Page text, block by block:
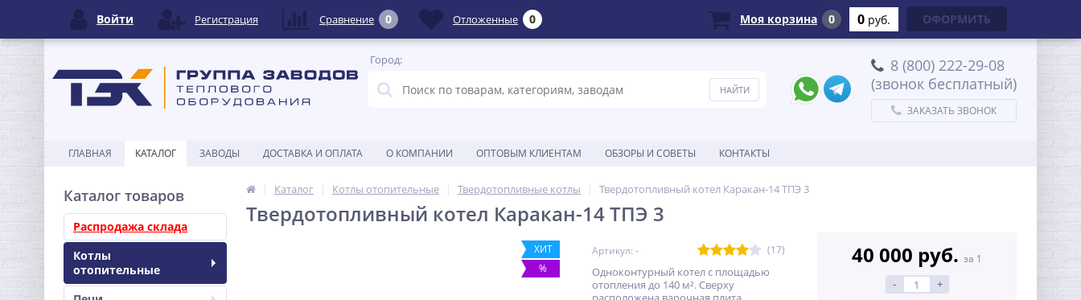
Город:
8 (800) 222-29-08
(звонок бесплатный)
ЗАКАЗАТЬ ЗВОНОК
ГЛАВНАЯ КАТАЛОГ ЗАВОДЫ ДОСТАВКА И ОПЛАТА О КОМПАНИИ ОПТОВЫМ КЛИЕНТАМ ОБЗОРЫ И СОВЕТЫ КОНТАКТЫ
Каталог товаров
Распродажа склада
Котлы
отопительные
Каталог Котлы отопительные Твердотопливные котлы Твердотопливный котел Каракан-14 ТПЭ 3
Твердотопливный котел Каракан-14 ТПЭ 3
ХИТ
%
Артикул: - (17)
Одноконтурный котел с площадью
отопления до 140 м². Сверху
40 000 руб. за 1
- +
Войти Регистрация Сравнение 0 Отложенные 0 Моя корзина 0 0 руб. ОФОРМИТЬ